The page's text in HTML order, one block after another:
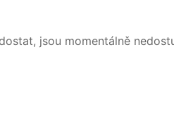
jsou momentálně